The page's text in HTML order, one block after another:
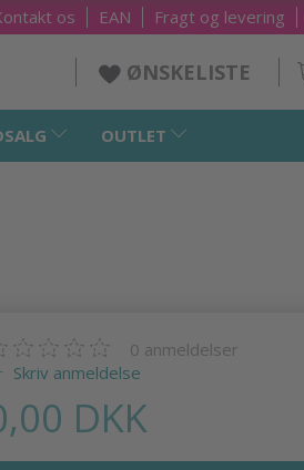
Fragt og levering
EAN
os
ØNSKELISTE
OUTLET
0 anmeldelser
Skriv anmeldelse
DKK